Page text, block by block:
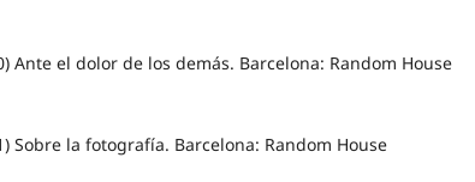
Ante el dolor de los demás. Barcelona: Random House
Sobre la fotografía. Barcelona: Random House